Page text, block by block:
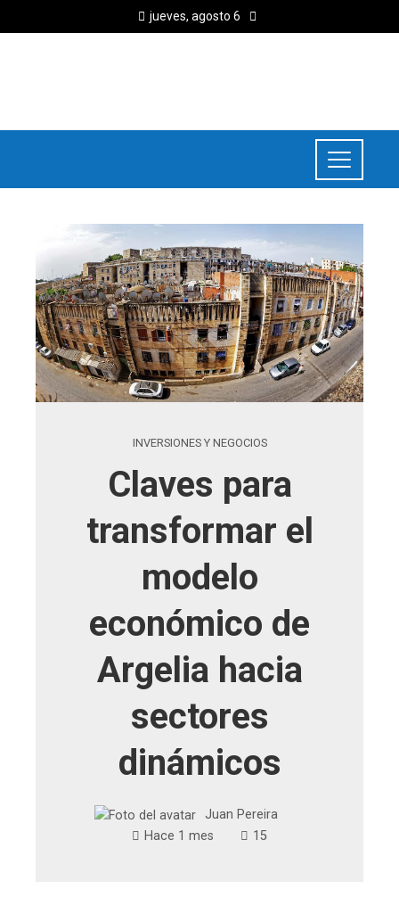
jueves, agosto 6
INVERSIONES Y NEGOCIOS
Claves para
transformar el
modelo
económico de
Argelia hacia
sectores
dinámicos
Juan Pereira
Hace 1 mes
15